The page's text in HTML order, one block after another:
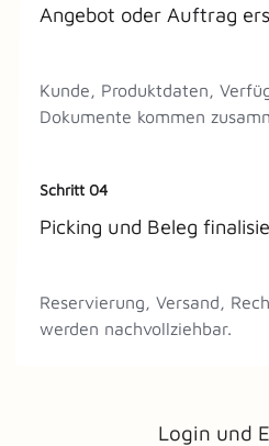
Angebot oder Auftrag
Kunde, Produktdaten,
Dokumente kommen
Schritt 04
Picking und Beleg
Reservierung, Versand,
werden nachvollziehbar.
Login und